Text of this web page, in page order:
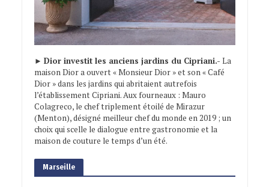
► Dior investit les anciens jardins du Cipriani.- La
maison Dior a ouvert « Monsieur Dior » et son « Café
Dior » dans les jardins qui abritaient autrefois
l’établissement Cipriani. Aux fourneaux : Mauro
Colagreco, le chef triplement étoilé de Mirazur
(Menton), désigné meilleur chef du monde en 2019 ; un
choix qui scelle le dialogue entre gastronomie et la
maison de couture le temps d’un été.
Marseille